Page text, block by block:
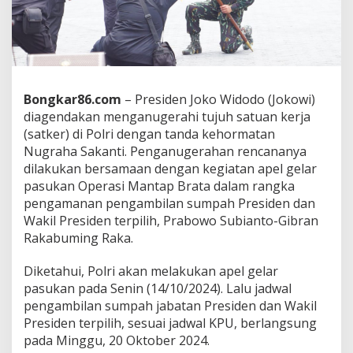
a
n
u
g
e
h
i
T
a
d
a
K
e
h
o
m
a
t
a
n
N
Bongkar86.com – Presiden Joko Widodo (Jokowi)
diagendakan menganugerahi tujuh satuan kerja
(satker) di Polri dengan tanda kehormatan
Nugraha Sakanti. Penganugerahan rencananya
dilakukan bersamaan dengan kegiatan apel gelar
pasukan Operasi Mantap Brata dalam rangka
pengamanan pengambilan sumpah Presiden dan
Wakil Presiden terpilih, Prabowo Subianto-Gibran
Rakabuming Raka.
Diketahui, Polri akan melakukan apel gelar
pasukan pada Senin (14/10/2024). Lalu jadwal
pengambilan sumpah jabatan Presiden dan Wakil
Presiden terpilih, sesuai jadwal KPU, berlangsung
pada Minggu, 20 Oktober 2024.